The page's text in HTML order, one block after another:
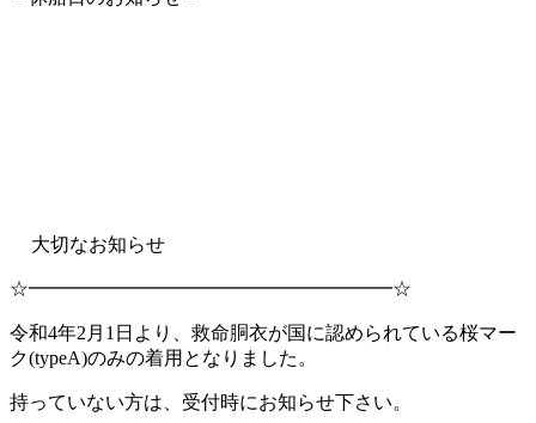
大切なお知らせ
☆━━━━━━━━━━━━━━━━━━━☆
令和4年2月1日より、救命胴衣が国に認められている桜マー
ク(typeA)のみの着用となりました。
持っていない方は、受付時にお知らせ下さい。